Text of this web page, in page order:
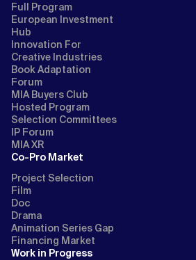
Full Program
European Investment
Hub
Innovation For
Creative Industries
Book Adaptation
Forum
MIA Buyers Club
Hosted Program
Selection Committees
IP Forum
MIA XR
Co-Pro Market
Project Selection
Film
Doc
Drama
Animation Series Gap
Financing Market
Work in Progress